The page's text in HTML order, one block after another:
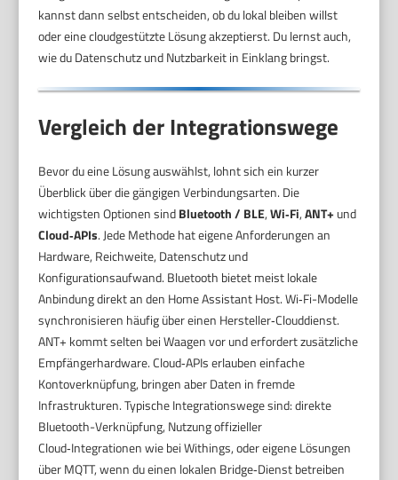
kannst dann selbst entscheiden, ob du lokal bleiben willst
oder eine cloudgestützte Lösung akzeptierst. Du lernst auch,
wie du Datenschutz und Nutzbarkeit in Einklang bringst.
Vergleich der Integrationswege
Bevor du eine Lösung auswählst, lohnt sich ein kurzer
Überblick über die gängigen Verbindungsarten. Die
wichtigsten Optionen sindBluetooth / BLE,Wi‑Fi,ANT+und
Cloud‑APIs. Jede Methode hat eigene Anforderungen an
Hardware, Reichweite, Datenschutz und
Konfigurationsaufwand. Bluetooth bietet meist lokale
Anbindung direkt an den Home Assistant Host. Wi‑Fi-Modelle
synchronisieren häufig über einen Hersteller‑Clouddienst.
ANT+ kommt selten bei Waagen vor und erfordert zusätzliche
Empfängerhardware. Cloud‑APIs erlauben einfache
Kontoverknüpfung, bringen aber Daten in fremde
Infrastrukturen. Typische Integrationswege sind: direkte
Bluetooth-Verknüpfung, Nutzung offizieller
Cloud‑Integrationen wie bei Withings, oder eigene Lösungen
über MQTT, wenn du einen lokalen Bridge‑Dienst betreiben